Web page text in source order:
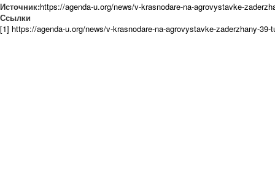
Источник:https://agenda-u.org/news/v-krasnodare-na-agrovystavke-
Ссылки
[1] https://agenda-u.org/news/v-krasnodare-na-agrovystavke-zaderzhany-39-